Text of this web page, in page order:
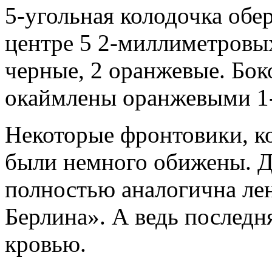
5-угольная колодочка
центре 5 2-
черные, 2 оранжевые.
окаймлены оранжевыми
Некоторые фронтовики,
были немного обижены.
полностью аналогична
Берлина». А ведь
кровью.